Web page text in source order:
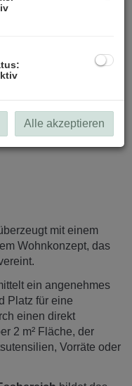
mit einem
Wohnkonzept, das
ein angenehmes
Platz für eine
einen direkt
2 m² Fläche, der
Vorräte oder
Alle akzeptieren